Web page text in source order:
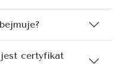
jest certyfikat